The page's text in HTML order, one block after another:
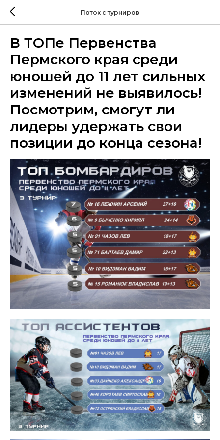
Поток с турниров
В ТОПе Первенства
Пермского края среди
юношей до 11 лет сильных
изменений не выявилось!
Посмотрим, смогут ли
лидеры удержать свои
позиции до конца сезона!